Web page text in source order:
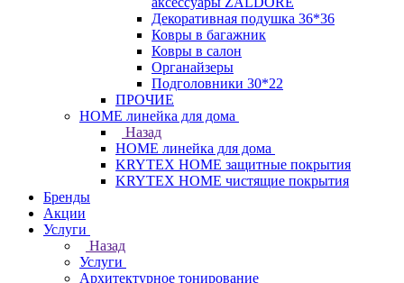
Декоративная подушка 36*36
Ковры в багажник
Ковры в салон
Органайзеры
Подголовники 30*22
ПРОЧИЕ
HOME линейка для дома
Назад
HOME линейка для дома
KRYTEX HOME защитные покрытия
KRYTEX HOME чистящие покрытия
Бренды
Акции
Услуги
Назад
Услуги
Архитектурное тонирование